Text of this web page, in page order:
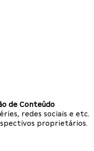
de Conteúdo
redes sociais e etc.
proprietários.